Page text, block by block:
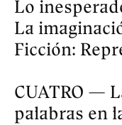
Cuerpo de obra: el
comienzo.
PARA QUIÉN
Dirigido tanto para
cualquier